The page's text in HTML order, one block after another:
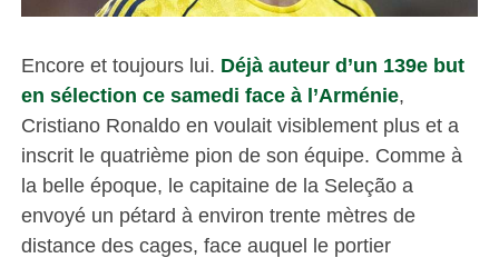
Encore et toujours lui. Déjà auteur d’un 139e but
en sélection ce samedi face à l’Arménie,
Cristiano Ronaldo en voulait visiblement plus et a
inscrit le quatrième pion de son équipe. Comme à
la belle époque, le capitaine de la Seleção a
envoyé un pétard à environ trente mètres de
distance des cages, face auquel le portier